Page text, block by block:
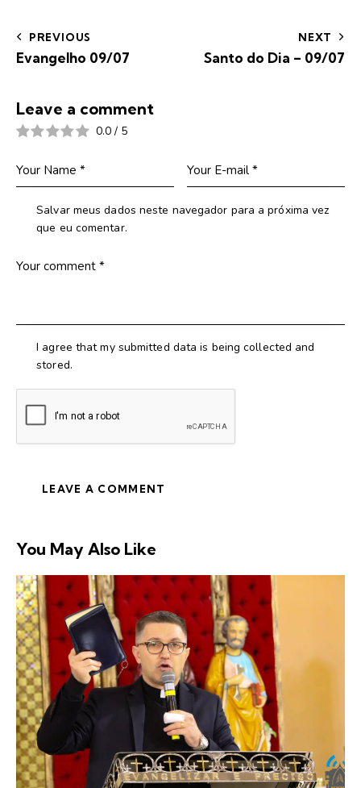
PREVIOUS
Evangelho 09/07
NEXT
Santo do Dia – 09/07
Leave a comment
0.0 / 5
Salvar meus dados neste navegador para a próxima vez
que eu comentar.
I agree that my submitted data is being collected and
stored.
You May Also Like